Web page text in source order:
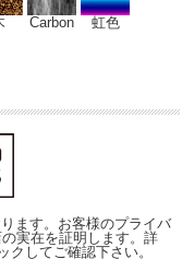
Carbon 虹色
ます。お客様のプライバ
実在を証明します。詳
してご確認下さい。